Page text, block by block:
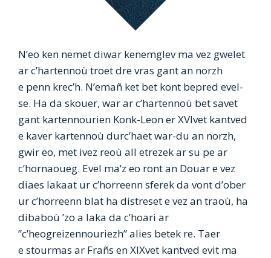
N’eo ken nemet diwar kenemglev ma vez gwelet
ar c’hartennoù troet dre vras gant an norzh
e penn krec’h. N’emañ ket bet kont bepred evel-
se. Ha da skouer, war ar c’hartennoù bet savet
gant kartennourien Konk-Leon er XVIvet kantved
e kaver kartennoù durc’haet war-du an norzh,
gwir eo, met ivez reoù all etrezek ar su pe ar
c’hornaoueg. Evel ma’z eo ront an Douar e vez
diaes lakaat ur c’horreenn sferek da vont d’ober
ur c’horreenn blat ha distreset e vez an traoù, ha
dibaboù ’zo a laka da c’hoari ar
”c’heogreizennouriezh” alies betek re. Taer
e stourmas ar Frañs en XIXvet kantved evit ma